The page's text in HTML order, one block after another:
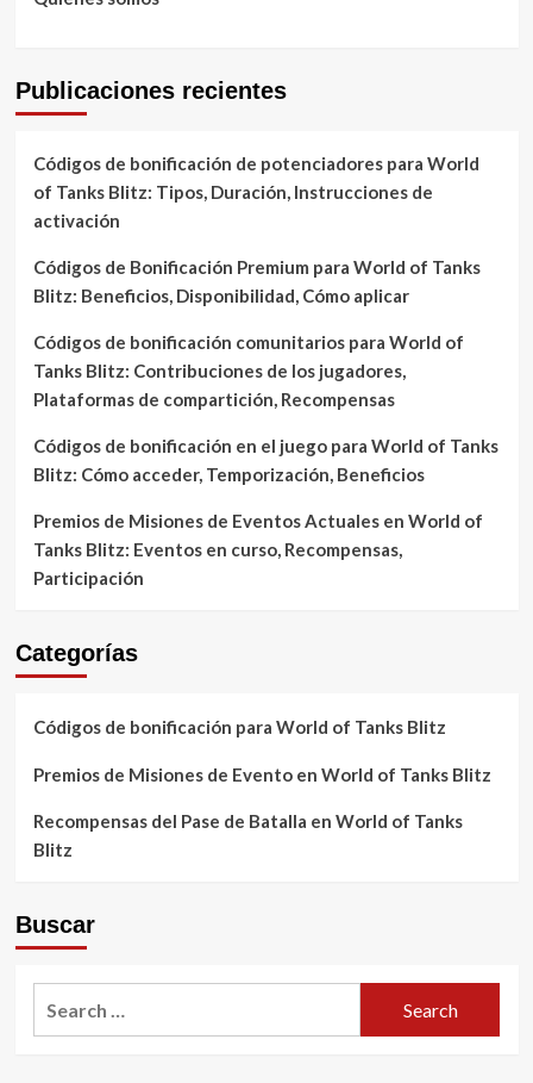
Publicaciones recientes
Códigos de bonificación de potenciadores para World
of Tanks Blitz: Tipos, Duración, Instrucciones de
activación
Códigos de Bonificación Premium para World of Tanks
Blitz: Beneficios, Disponibilidad, Cómo aplicar
Códigos de bonificación comunitarios para World of
Tanks Blitz: Contribuciones de los jugadores,
Plataformas de compartición, Recompensas
Códigos de bonificación en el juego para World of Tanks
Blitz: Cómo acceder, Temporización, Beneficios
Premios de Misiones de Eventos Actuales en World of
Tanks Blitz: Eventos en curso, Recompensas,
Participación
Categorías
Códigos de bonificación para World of Tanks Blitz
Premios de Misiones de Evento en World of Tanks Blitz
Recompensas del Pase de Batalla en World of Tanks
Blitz
Buscar